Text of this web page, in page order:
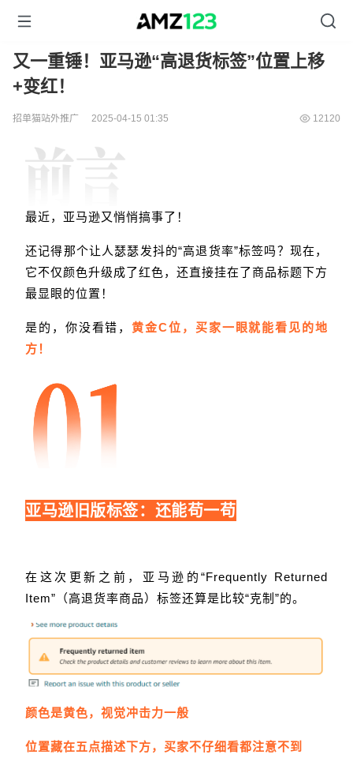
又一重锤！亚马逊“高退货标签”位置上移
+变红！
招单猫站外推广 2025-04-15 01:35 12120
最近，亚马逊又悄悄搞事了！
还记得那个让人瑟瑟发抖的“高退货率”标签吗？现在，
它不仅颜色升级成了红色，还直接挂在了商品标题下方
最显眼的位置！
是的，你没看错，黄金C位，买家一眼就能看见的地
方！
亚马逊旧版标签：还能苟一苟
在这次更新之前，亚马逊的“Frequently Returned
Item”（高退货率商品）标签还算是比较“克制”的。
颜色是黄色，视觉冲击力一般
位置藏在五点描述下方，买家不仔细看都注意不到